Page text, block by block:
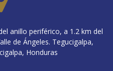
anillo periférico, a 1.2 km del
de Ángeles. Tegucigalpa,
Honduras